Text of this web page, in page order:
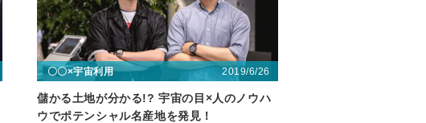
〇〇×宇宙利用 2019/6/26
儲かる土地が分かる!? 宇宙の目×人のノウハ
ウでポテンシャル名産地を発見！